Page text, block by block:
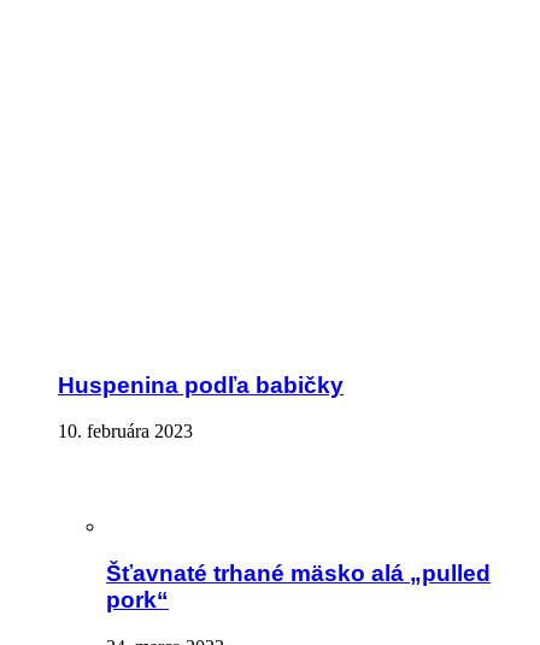
Huspenina podľa babičky
10. februára 2023
Šťavnaté trhané mäsko alá „pulled
pork“